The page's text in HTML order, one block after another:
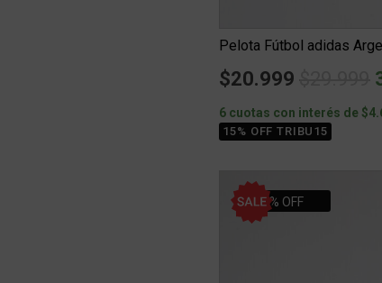
Pelota Fútbol adidas
$20.999 Price
6 cuotas con interés de
15% OFF TRIBU15
15% OFF